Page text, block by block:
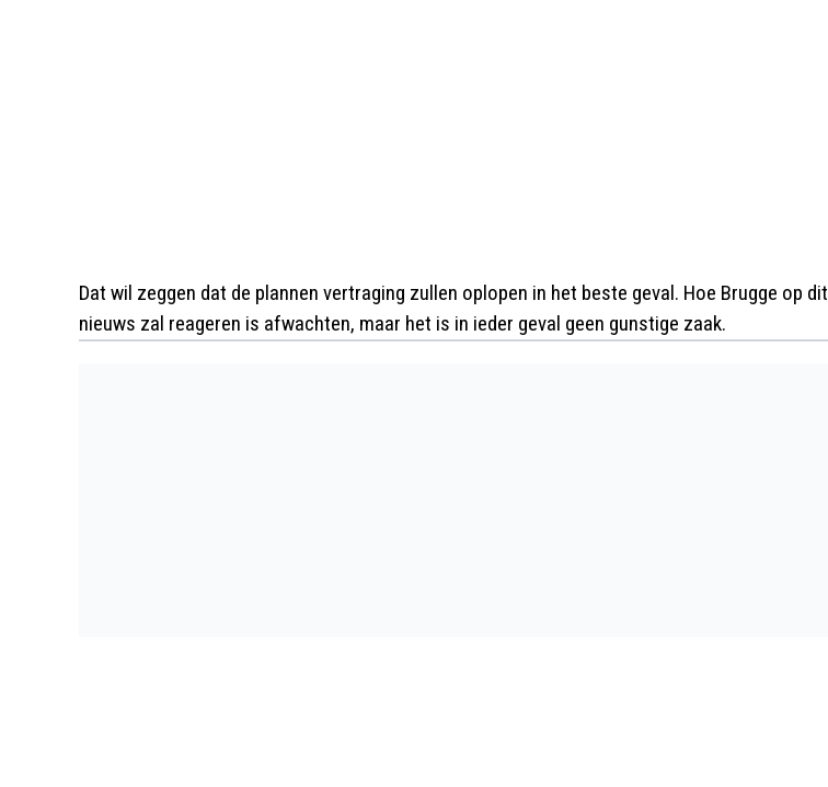
Dat wil zeggen dat de plannen vertraging zullen oplopen in het beste geval. Hoe Brugge op dit
nieuws zal reageren is afwachten, maar het is in ieder geval geen gunstige zaak.